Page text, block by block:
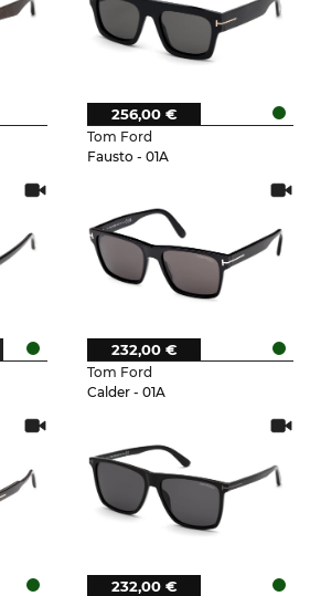
Tom Ford
Fausto - 01A
256,00 €
Tom Ford
Calder - 01A
232,00 €
232,00 €